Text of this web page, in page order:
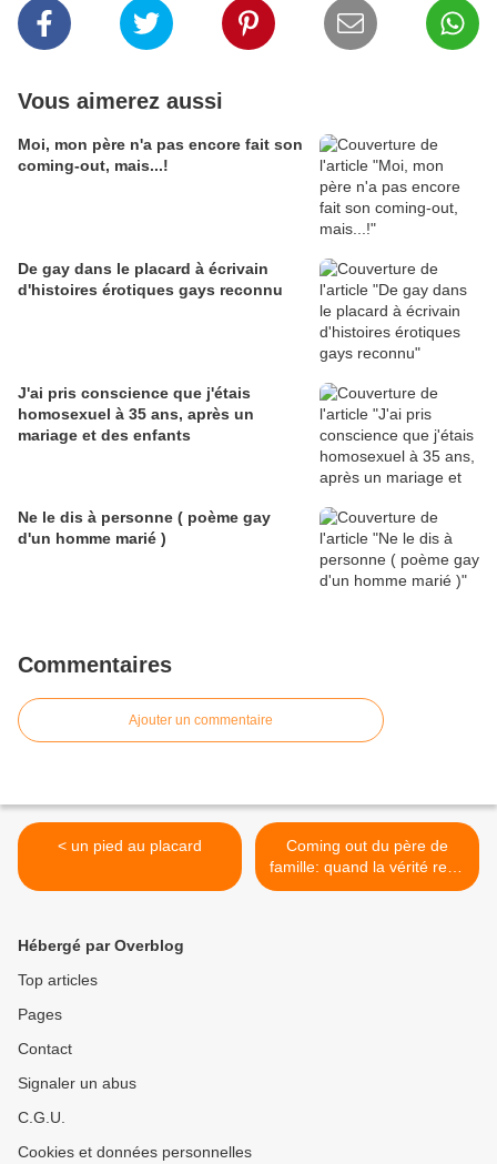
Vous aimerez aussi
Moi, mon père n'a pas encore fait son
coming-out, mais...!
De gay dans le placard à écrivain
d'histoires érotiques gays reconnu
J'ai pris conscience que j'étais
homosexuel à 35 ans, après un
mariage et des enfants
Ne le dis à personne ( poème gay
d'un homme marié )
Commentaires
Ajouter un commentaire
< un pied au placard
Coming out du père de
famille: quand la vérité rend
libre >
Hébergé par Overblog
Top articles
Pages
Contact
Signaler un abus
C.G.U.
Cookies et données personnelles